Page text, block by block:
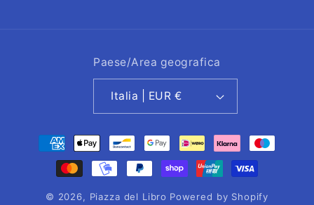
Paese/Area geografica
Italia | EUR €
Metodi
pagamento
© 2026, Piazza del Libro Powered by Shopify